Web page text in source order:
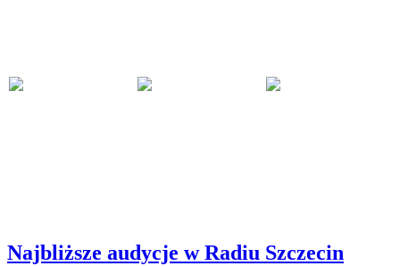
Najbliższe audycje w Radiu Szczecin